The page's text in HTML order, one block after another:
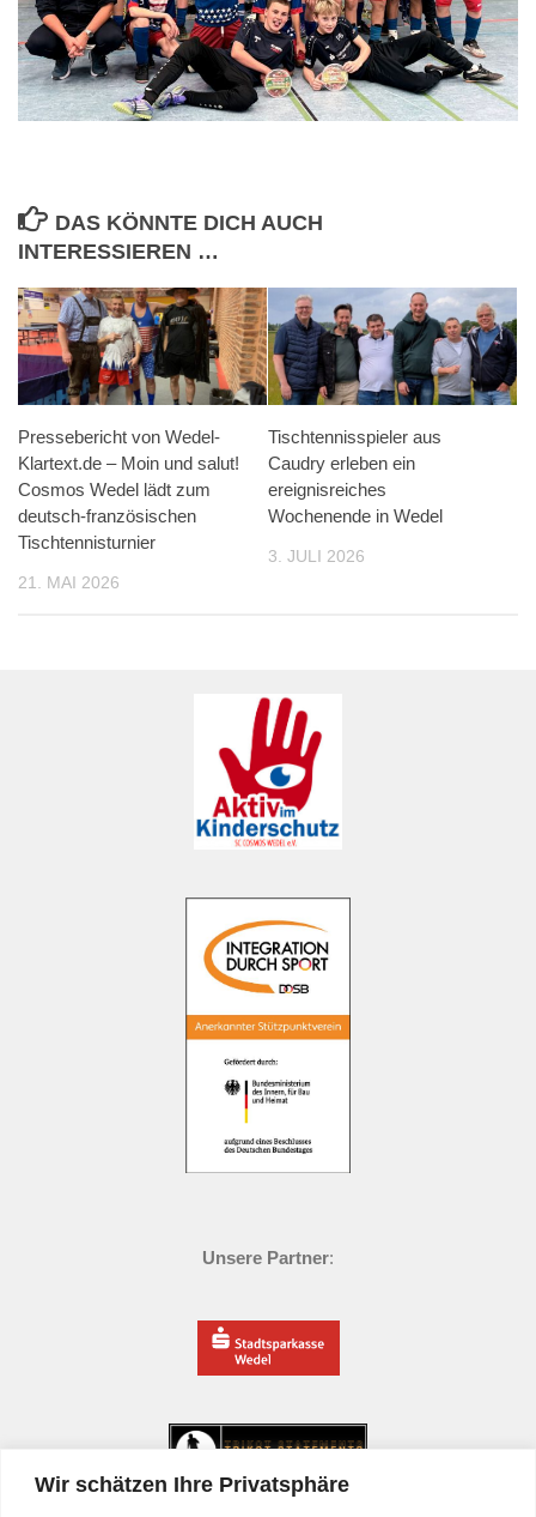
Wir schätzen Ihre Privatsphäre
DAS KÖNNTE DICH AUCH
INTERESSIEREN …
Pressebericht von Wedel-
Klartext.de – Moin und salut!
Cosmos Wedel lädt zum
deutsch-französischen
Tischtennisturnier
21. MAI 2026
Tischtennisspieler aus
Caudry erleben ein
ereignisreiches
Wochenende in Wedel
3. JULI 2026
Unsere Partner: